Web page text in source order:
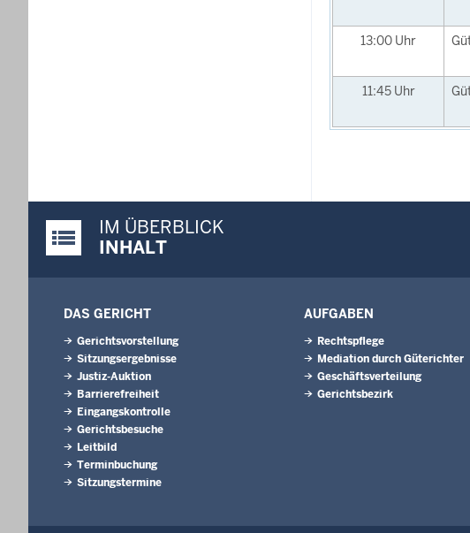
13:00 Uhr
11:45 Uhr
Justiz-Portal im Überblick:
IM ÜBERBLICK
INHALT
DAS GERICHT
Gerichtsvorstellung
Sitzungsergebnisse
Justiz-Auktion
Barrierefreiheit
Eingangskontrolle
Gerichtsbesuche
Leitbild
Terminbuchung
Sitzungstermine
AUFGABEN
Rechtspflege
Mediation durch Güterichter
Geschäftsverteilung
Gerichtsbezirk